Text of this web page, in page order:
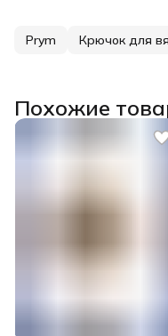
Prym Крючок для
Похожие